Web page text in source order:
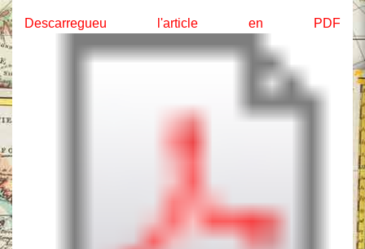
Descarregueu l'article en PDF